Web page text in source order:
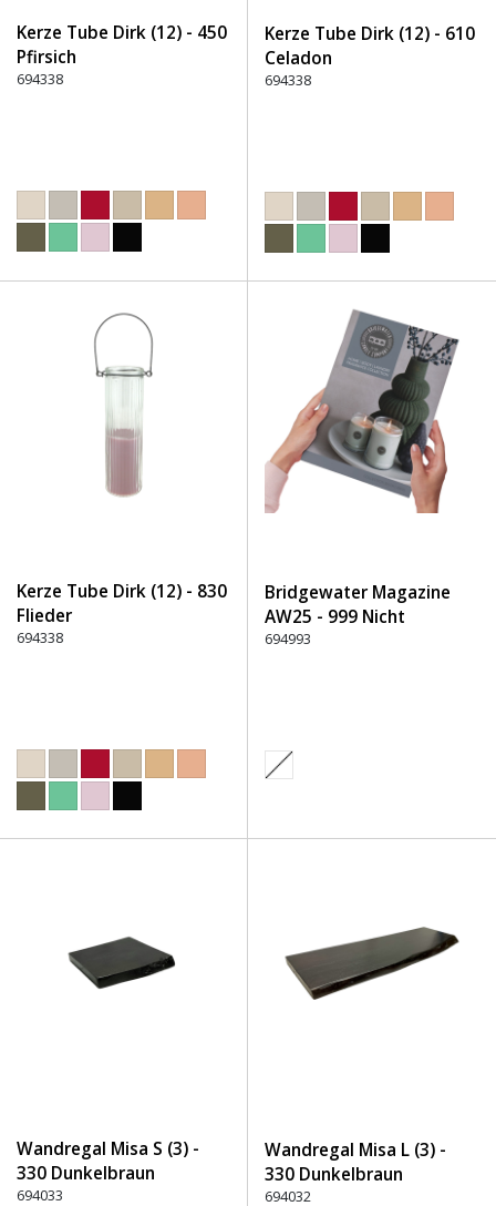
Kerze Tube Dirk (12) - 450
Pfirsich
694338
Kerze Tube Dirk (12) - 610
Celadon
694338
Kerze Tube Dirk (12) - 830
Flieder
694338
Bridgewater Magazine
AW25 - 999 Nicht
definiert
694993
Wandregal Misa S (3) -
330 Dunkelbraun
694033
Wandregal Misa L (3) -
330 Dunkelbraun
694032